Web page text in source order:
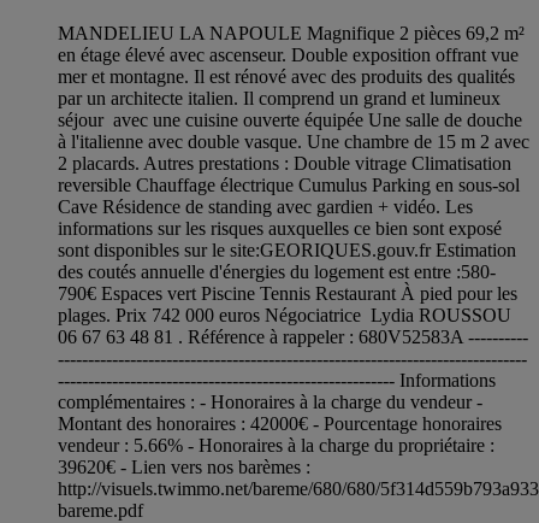
MANDELIEU LA NAPOULE Magnifique 2 pièces 69,2 m²
en étage élevé avec ascenseur. Double exposition offrant vue
mer et montagne. Il est rénové avec des produits des qualités
par un architecte italien. Il comprend un grand et lumineux
séjour avec une cuisine ouverte équipée Une salle de douche
à l'italienne avec double vasque. Une chambre de 15 m 2 avec
2 placards. Autres prestations : Double vitrage Climatisation
reversible Chauffage électrique Cumulus Parking en sous-sol
Cave Résidence de standing avec gardien + vidéo. Les
informations sur les risques auxquelles ce bien sont exposé
sont disponibles sur le site:GEORIQUES.gouv.fr Estimation
des coutés annuelle d'énergies du logement est entre :580-
790€ Espaces vert Piscine Tennis Restaurant À pied pour les
plages. Prix 742 000 euros Négociatrice Lydia ROUSSOU
06 67 63 48 81 . Référence à rappeler : 680V52583A ----------
------------------------------------------------------------------------------
-------------------------------------------------------- Informations
complémentaires : - Honoraires à la charge du vendeur -
Montant des honoraires : 42000€ - Pourcentage honoraires
vendeur : 5.66% - Honoraires à la charge du propriétaire :
39620€ - Lien vers nos barèmes :
http://visuels.twimmo.net/bareme/680/680/
bareme.pdf